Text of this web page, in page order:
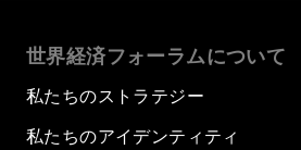
世界経済フォーラムについて
私たちのストラテジー
私たちのアイデンティティ